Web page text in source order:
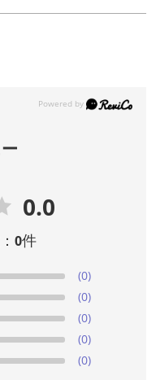
0.0
0件
(0)
(0)
(0)
(0)
(0)